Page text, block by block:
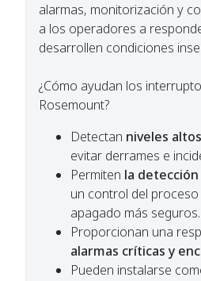
alarmas, monitorización y
a los operadores a
desarrollen condiciones
¿Cómo ayudan los
Rosemount?​
Detectan niveles
evitar derrames e
Permiten la
un control del
apagado más seguros.​
Proporcionan una
alarmas críticas y
Pueden instalarse